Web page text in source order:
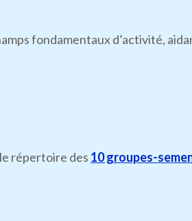
fondamentaux d’activité,
répertoire des 10 groupes-